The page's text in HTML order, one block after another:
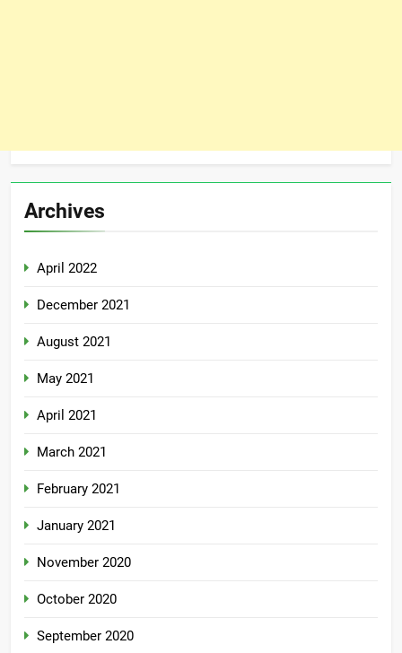
Archives
April 2022
December 2021
August 2021
May 2021
April 2021
March 2021
February 2021
January 2021
November 2020
October 2020
September 2020